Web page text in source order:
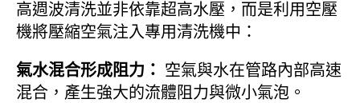
高週波清洗並非依靠超高水壓，而是利用空壓
機將壓縮空氣注入專用清洗機中：
氣水混合形成阻力： 空氣與水在管路內部高速
混合，產生強大的流體阻力與微小氣泡。